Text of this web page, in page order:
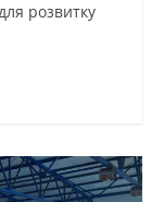
розвитку